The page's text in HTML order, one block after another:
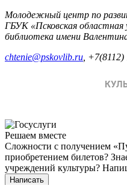
Молодежный центр по
ГБУК «Псковская областная
библиотека имени
chtenie@pskovlib.ru +7(8112)
Решаем вместе
Сложности с получением
приобретением билетов?
учреждений культуры?
Написать